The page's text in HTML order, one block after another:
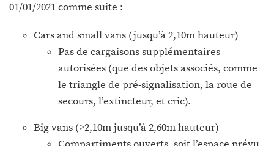
01/01/2021 comme suite :
Cars and small vans (jusqu’à 2,10m hauteur)
Pas de cargaisons supplémentaires
autorisées (que des objets associés, comme
le triangle de pré-signalisation, la roue de
secours, l’extincteur, et cric).
Big vans (>2,10m jusqu’à 2,60m hauteur)